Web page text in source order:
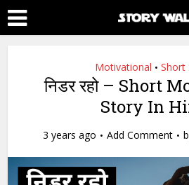
Motivational • Short
निडर रहो – Short
Story In
3 years ago Add Comment